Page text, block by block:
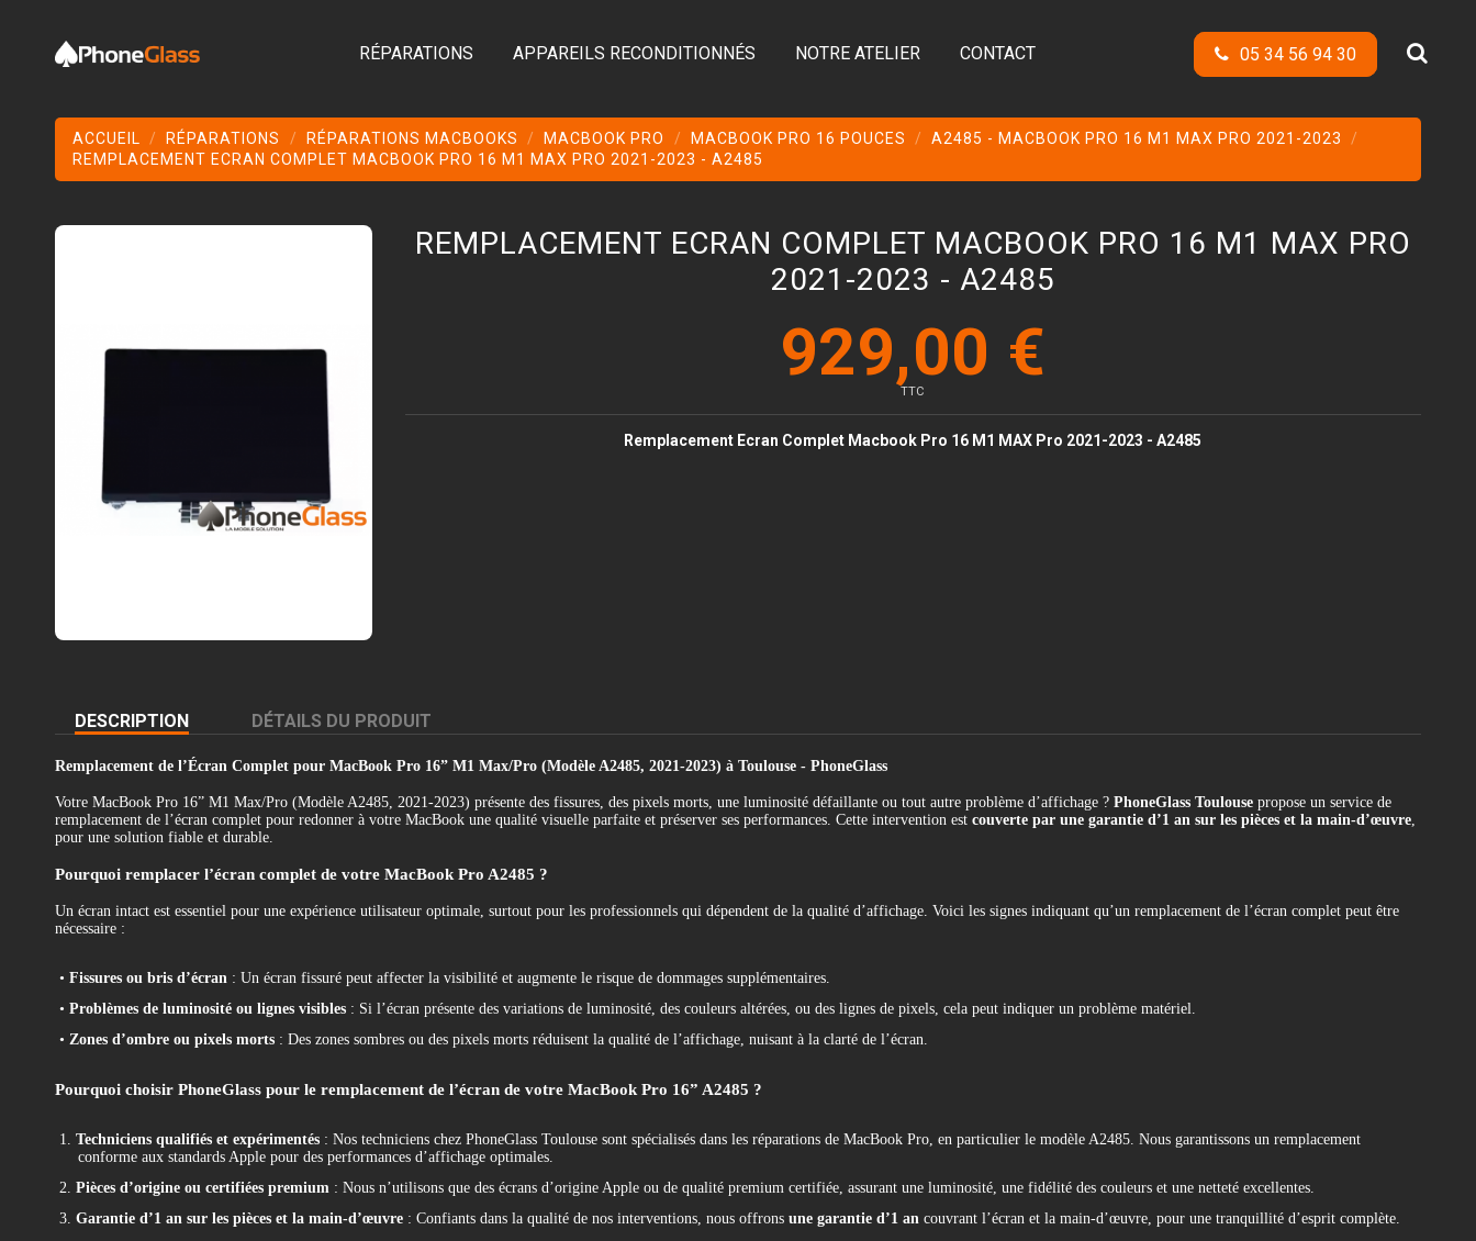
RÉPARATIONS APPAREILS RECONDITIONNÉS NOTRE ATELIER CONTACT 05 34 56 94 30
ACCUEIL RÉPARATIONS RÉPARATIONS MACBOOKS MACBOOK PRO MACBOOK PRO 16 POUCES
A2485 - MACBOOK PRO 16 M1 MAX PRO 2021-2023
REMPLACEMENT ECRAN COMPLET MACBOOK PRO 16 M1 MAX PRO 2021-2023 - A2485
REMPLACEMENT ECRAN COMPLET MACBOOK PRO 16 M1 MAX PRO
2021-2023 - A2485
929,00 €
TTC
Remplacement Ecran Complet Macbook Pro 16 M1 MAX Pro 2021-2023 - A2485
DESCRIPTION DÉTAILS DU PRODUIT
Remplacement de l’Écran Complet pour MacBook Pro 16” M1 Max/Pro (Modèle A2485, 2021-2023) à Toulouse - PhoneGlass
Votre MacBook Pro 16” M1 Max/Pro (Modèle A2485, 2021-2023) présente des fissures, des pixels morts, une luminosité défaillante ou tout autre problème d’affichage ? PhoneGlass Toulouse propose un service de
remplacement de l’écran complet pour redonner à votre MacBook une qualité visuelle parfaite et préserver ses performances. Cette intervention est couverte par une garantie d’1 an sur les pièces et la main-d’œuvre,
pour une solution fiable et durable.
Pourquoi remplacer l’écran complet de votre MacBook Pro A2485 ?
Un écran intact est essentiel pour une expérience utilisateur optimale, surtout pour les professionnels qui dépendent de la qualité d’affichage. Voici les signes indiquant qu’un remplacement de l’écran complet peut être
nécessaire :
• Fissures ou bris d’écran : Un écran fissuré peut affecter la visibilité et augmente le risque de dommages supplémentaires.
• Problèmes de luminosité ou lignes visibles : Si l’écran présente des variations de luminosité, des couleurs altérées, ou des lignes de pixels, cela peut indiquer un problème matériel.
• Zones d’ombre ou pixels morts : Des zones sombres ou des pixels morts réduisent la qualité de l’affichage, nuisant à la clarté de l’écran.
Pourquoi choisir PhoneGlass pour le remplacement de l’écran de votre MacBook Pro 16” A2485 ?
1. Techniciens qualifiés et expérimentés : Nos techniciens chez PhoneGlass Toulouse sont spécialisés dans les réparations de MacBook Pro, en particulier le modèle A2485. Nous garantissons un remplacement
conforme aux standards Apple pour des performances d’affichage optimales.
2. Pièces d’origine ou certifiées premium : Nous n’utilisons que des écrans d’origine Apple ou de qualité premium certifiée, assurant une luminosité, une fidélité des couleurs et une netteté excellentes.
3. Garantie d’1 an sur les pièces et la main-d’œuvre : Confiants dans la qualité de nos interventions, nous offrons une garantie d’1 an couvrant l’écran et la main-d’œuvre, pour une tranquillité d’esprit complète.